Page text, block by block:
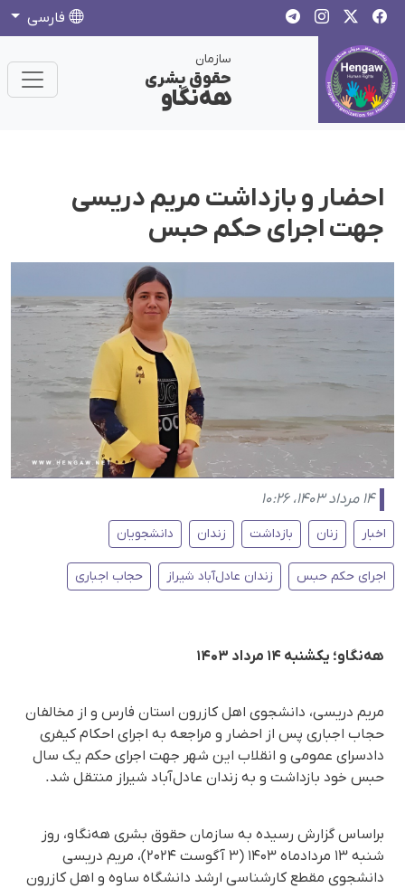
فارسی
سازمان
حقوق بشری
هەنگاو
احضار و بازداشت مریم دریسی
جهت اجرای حکم حبس
۱۴ مرداد ۱۴۰۳، ۱۰:۲۶
اخبار زنان بازداشت زندان دانشجویان
اجرای حکم حبس زندان عادل‌آباد شیراز حجاب اجباری
هەنگاو؛ یکشنبه ۱۴ مرداد ۱۴۰۳
مریم دریسی، دانشجوی اهل کازرون استان فارس و از مخالفان
حجاب اجباری پس از احضار و مراجعه به اجرای احکام کیفری
دادسرای عمومی و انقلاب این شهر جهت اجرای حکم یک سال
حبس خود بازداشت و به زندان عادل‌آباد شیراز منتقل شد.
براساس گزارش رسیده به سازمان حقوق بشری هه‌نگاو، روز
شنبه ۱۳ مردادماه ۱۴۰۳ (۳ آگوست ۲۰۲۴)، مریم دریسی
دانشجوی مقطع کارشناسی ارشد دانشگاه ساوه و اهل کازرون